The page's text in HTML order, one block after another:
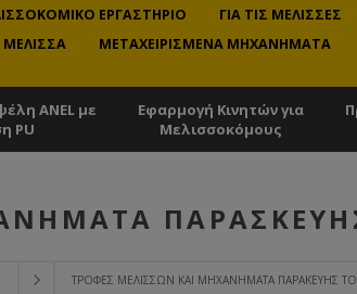
ΕΡΓΑΣΤΉΡΙΟ ΓΙΑ ΤΙΣ ΜΈΛΙΣΣΕΣ
ΜΕΤΑΧΕΙΡΙΣΜΈΝΑ ΜΗΧΑΝΉΜΑΤΑ
ANEL με
PU
Εφαρμογή Κινητών για
Μελισσοκόμους
ΤΡΟΦΈΣ ΜΕΛΙΣΣΏΝ ΚΑΙ ΜΗΧΑΝΉΜΑΤΑ ΠΑΡΑΚΕΥΉΣ